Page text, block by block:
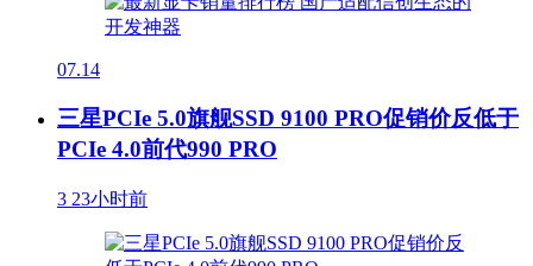
07.14
三星PCIe 5.0旗舰SSD 9100 PRO促销价反低于
PCIe 4.0前代990 PRO
3 23小时前